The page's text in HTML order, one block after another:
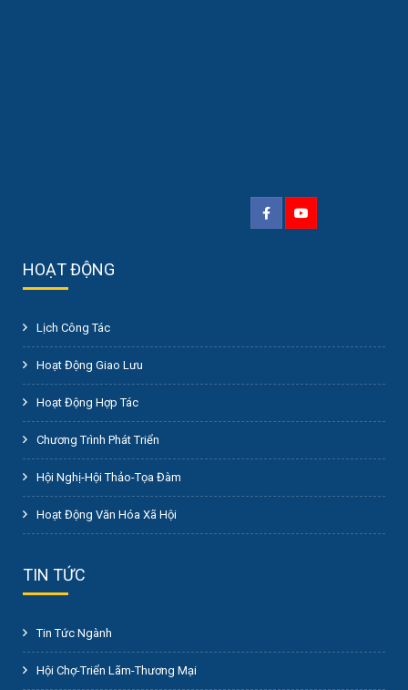
HOẠT ĐỘNG
Lịch Công Tác
Hoạt Động Giao Lưu
Hoạt Động Hợp Tác
Chương Trình Phát Triển
Hội Nghị-Hội Thảo-Tọa Đàm
Hoạt Động Văn Hóa Xã Hội
TIN TỨC
Tin Tức Ngành
Hội Chợ-Triển Lãm-Thương Mại